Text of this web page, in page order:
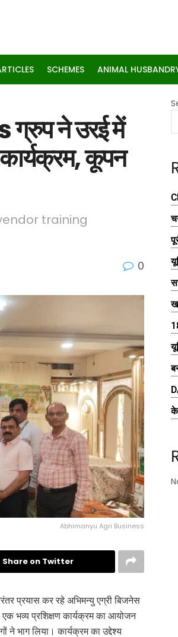
SCHEMES ANIMAL
ने उरई में
कूपन
training
0
Abhimanyu Agri Business
Share on Twitter
प्रयास कर रहे अभिमन्यु एग्री बिजनेस
भव्य प्रशिक्षण कार्यक्रम का आयोजन
ने भाग लिया। कार्यक्रम का उद्देश्य
के